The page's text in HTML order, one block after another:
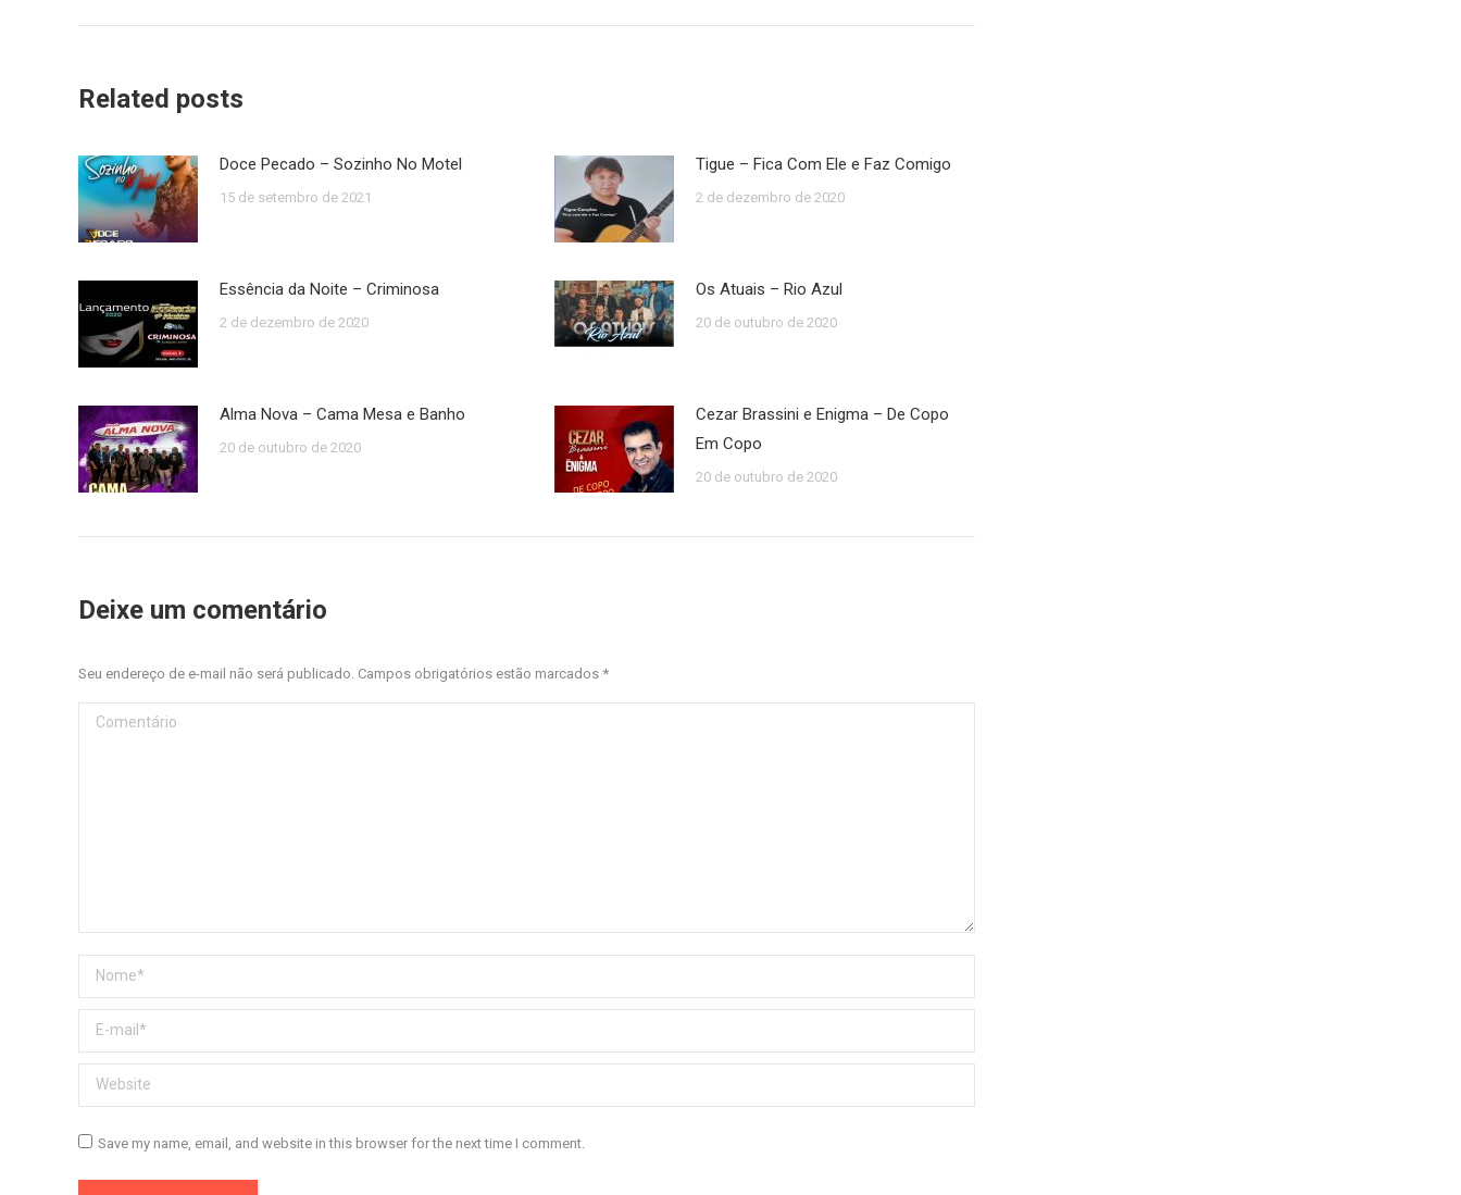
post:
Related posts
Doce Pecado – Sozinho No Motel
15 de setembro de 2021
Tigue – Fica Com Ele e Faz Comigo
2 de dezembro de 2020
Essência da Noite – Criminosa
2 de dezembro de 2020
Os Atuais – Rio Azul
20 de outubro de 2020
Alma Nova – Cama Mesa e Banho
20 de outubro de 2020
Cezar Brassini e Enigma – De Copo
Em Copo
20 de outubro de 2020
Deixe um comentário
Seu endereço de e-mail não será publicado. Campos obrigatórios estão marcados *
Comentário
Nome *
E-mail *
Website
Save my name, email, and website in this browser for the next time I comment.